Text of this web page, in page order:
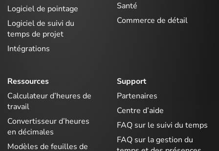
Logiciel de pointage
Logiciel de suivi du
temps de projet
Intégrations
Santé
Commerce de détail
Ressources
Calculateur d’heures de
travail
Convertisseur d’heures
en décimales
Modèles de feuilles de
Support
Partenaires
Centre d’aide
FAQ sur le suivi du temps
FAQ sur la gestion du